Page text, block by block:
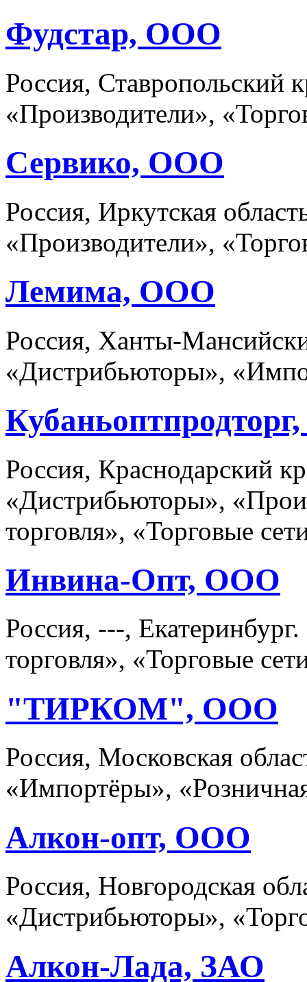
Фудстар, ООО
Россия, Ставропольский
«Производители»,
Сервико, ООО
Россия, Иркутская
«Производители»,
Лемима, ООО
Россия, Ханты-
«Дистрибьюторы»,
Россия, Краснодарский
«Дистрибьюторы»,
торговля», «Торговые
Инвина-Опт, ООО
Россия, ---,
торговля», «Торговые
"ТИРКОМ", ООО
Россия, Московская
«Импортёры»,
Алкон-опт, ООО
Россия, Новгородская
«Дистрибьюторы»,
Алкон-Лада, ЗАО